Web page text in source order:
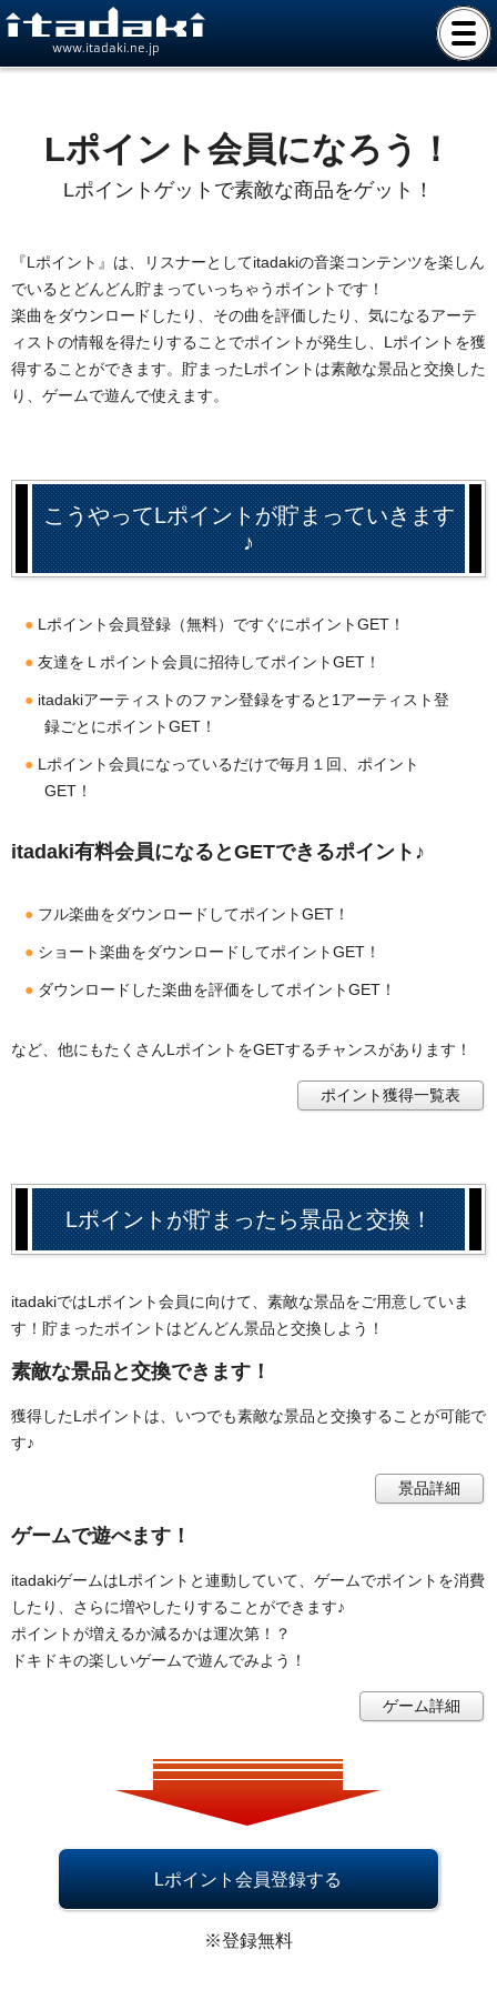
www.itadaki.ne.jp
Lポイント会員になろう！
Lポイントゲットで素敵な商品をゲット！
『Lポイント』は、リスナーとしてitadakiの音楽コンテンツを楽しん
でいるとどんどん貯まっていっちゃうポイントです！
楽曲をダウンロードしたり、その曲を評価したり、気になるアーテ
ィストの情報を得たりすることでポイントが発生し、Lポイントを獲
得することができます。貯まったLポイントは素敵な景品と交換した
り、ゲームで遊んで使えます。
こうやってLポイントが貯まっていきます
♪
Lポイント会員登録（無料）ですぐにポイントGET！
友達をＬポイント会員に招待してポイントGET！
itadakiアーティストのファン登録をすると1アーティスト登
録ごとにポイントGET！
Lポイント会員になっているだけで毎月１回、ポイント
GET！
itadaki有料会員になるとGETできるポイント♪
フル楽曲をダウンロードしてポイントGET！
ショート楽曲をダウンロードしてポイントGET！
ダウンロードした楽曲を評価をしてポイントGET！
など、他にもたくさんLポイントをGETするチャンスがあります！
ポイント獲得一覧表
Lポイントが貯まったら景品と交換！
itadakiではLポイント会員に向けて、素敵な景品をご用意していま
す！貯まったポイントはどんどん景品と交換しよう！
素敵な景品と交換できます！
獲得したLポイントは、いつでも素敵な景品と交換することが可能で
す♪
景品詳細
ゲームで遊べます！
itadakiゲームはLポイントと連動していて、ゲームでポイントを消費
したり、さらに増やしたりすることができます♪
ポイントが増えるか減るかは運次第！？
ドキドキの楽しいゲームで遊んでみよう！
ゲーム詳細
Lポイント会員登録する
※登録無料